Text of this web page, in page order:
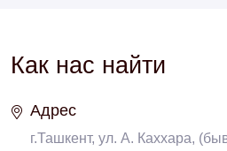
Как нас найти
Адрес
г.Ташкент, ул. А. Каххара,